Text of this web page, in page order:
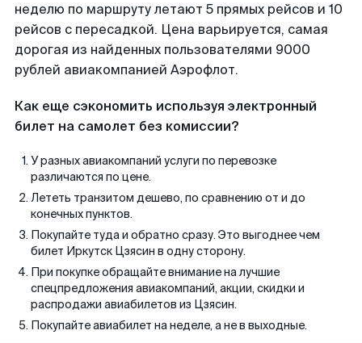
неделю по маршруту летают 5 прямых рейсов и 10
рейсов с пересадкой. Цена варьируется, самая
дорогая из найденных пользователями 9000
рублей авиакомпанией Аэрофлот.
Как еще сэкономить используя электронный
билет на самолет без комиссии?
У разных авиакомпаний услуги по перевозке
различаются по цене.
Лететь транзитом дешево, по сравнению от и до
конечных пунктов.
Покупайте туда и обратно сразу. Это выгоднее чем
билет Иркутск Цзясин в одну сторону.
При покупке обращайте внимание на лучшие
спецпредложения авиакомпаний, акции, скидки и
распродажи авиабилетов из Цзясин.
Покупайте авиабилет на неделе, а не в выходные.